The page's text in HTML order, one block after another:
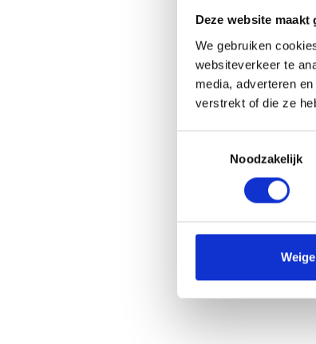
Deze website
We gebruiken
websiteverkeer te
media, adverteren
verstrekt of die ze
Noodzakelijk